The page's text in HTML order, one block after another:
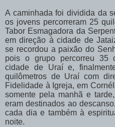
A caminhada foi dividida da
os jovens percorreram 25
Tabor Esmagadora da
em direção à cidade de
se recordou a paixão do
pois o grupo percorreu 35
cidade de Uraí e,
quilômetros de Uraí com
Fidelidade à Igreja, em
somente pela manhã e
eram destinados ao
cada dia e também à
noite.